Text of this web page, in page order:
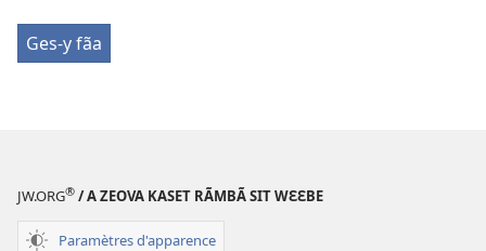
Ges-y fãa
JW.ORG® / A ZEOVA KASET RÃMBÃ SIT WƐƐBE
Paramètres d'apparence